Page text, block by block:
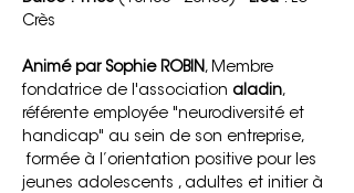
Crès
Animé par Sophie ROBIN , Membre
fondatrice de l'association aladin,
référente employée "neurodiversité et
handicap" au sein de son entreprise,
formée à l’orientation positive pour les
jeunes adolescents , adultes et initier à